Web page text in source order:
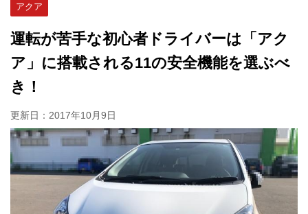
アクア
運転が苦手な初心者ドライバーは「アク
ア」に搭載される11の安全機能を選ぶべ
き！
更新日： 2017年10月9日